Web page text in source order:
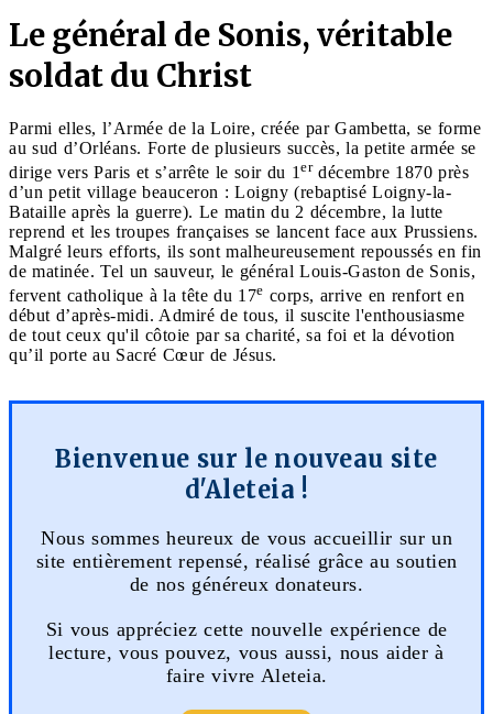
Le général de Sonis, véritable
soldat du Christ
Parmi elles, l’Armée de la Loire, créée par Gambetta, se forme
au sud d’Orléans. Forte de plusieurs succès, la petite armée se
dirige vers Paris et s’arrête le soir du 1 erdécembre 1870 près
d’un petit village beauceron : Loigny (rebaptisé Loigny-la-
Bataille après la guerre). Le matin du 2 décembre, la lutte
reprend et les troupes françaises se lancent face aux Prussiens.
Malgré leurs efforts, ils sont malheureusement repoussés en fin
de matinée. Tel un sauveur, le général Louis-Gaston de Sonis,
fervent catholique à la tête du 17e corps, arrive en renfort en
début d’après-midi. Admiré de tous, il suscite l'enthousiasme
de tout ceux qu'il côtoie par sa charité, sa foi et la dévotion
qu’il porte au Sacré Cœur de Jésus.
Bienvenue sur le nouveau site
d'Aleteia !
Nous sommes heureux de vous accueillir sur un
site entièrement repensé, réalisé grâce au soutien
de nos généreux donateurs.
Si vous appréciez cette nouvelle expérience de
lecture, vous pouvez, vous aussi, nous aider à
faire vivre Aleteia.